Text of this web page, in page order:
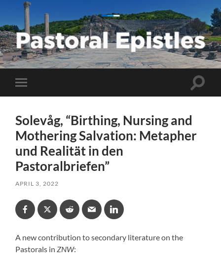
Pastoral
Epistles
Toggle
mobile
Toggle
Solevåg, “Birthing, Nursing and
Mothering Salvation: Metapher
und Realität in den
Pastoralbriefen”
APRIL 3, 2022
A new contribution to secondary literature on the
Pastorals inZNW: